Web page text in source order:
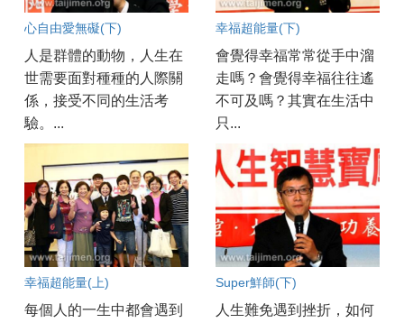
心自由愛無礙(下)
人是群體的動物，人生在
世需要面對種種的人際關
係，接受不同的生活考
驗。...
幸福超能量(下)
會覺得幸福常常從手中溜
走嗎？會覺得幸福往往遙
不可及嗎？其實在生活中
只...
幸福超能量(上)
每個人的一生中都會遇到
Super鮮師(下)
人生難免遇到挫折，如何